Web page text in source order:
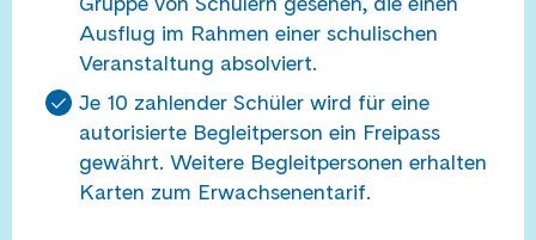
Ausflug im Rahmen einer schulischen
Veranstaltung absolviert.
Je 10 zahlender Schüler wird für eine
autorisierte Begleitperson ein Freipass
gewährt. Weitere Begleitpersonen erhalten
Karten zum Erwachsenentarif.